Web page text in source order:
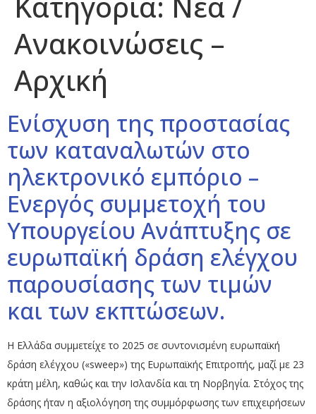
Ανακοινώσεις –
Αρχική
Ενίσχυση της προστασίας
των καταναλωτών στο
ηλεκτρονικό εμπόριο –
Ενεργός συμμετοχή του
Υπουργείου Ανάπτυξης σε
ευρωπαϊκή δράση ελέγχου
παρουσίασης των τιμών
και των εκπτώσεων.
Η Ελλάδα συμμετείχε το 2025 σε συντονισμένη ευρωπαϊκή
δράση ελέγχου («sweep») της Ευρωπαϊκής Επιτροπής, μαζί με 23
κράτη μέλη, καθώς και την Ισλανδία και τη Νορβηγία. Στόχος της
δράσης ήταν η αξιολόγηση της συμμόρφωσης των επιχειρήσεων